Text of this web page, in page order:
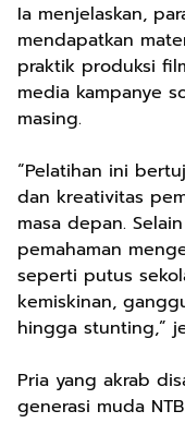
Ia menjelaskan,
mendapatkan
praktik produksi
media kampanye
masing.
“Pelatihan ini
dan kreativitas
masa depan.
pemahaman
seperti putus
kemiskinan,
hingga stunting,”
Pria yang akrab
generasi muda